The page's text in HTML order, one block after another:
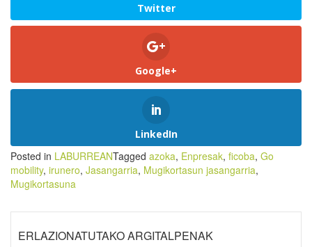
Twitter
Google+
LinkedIn
Posted in LABURREANTagged azoka, Enpresak, ficoba, Go
mobility, irunero, Jasangarria, Mugikortasun jasangarria,
Mugikortasuna
ERLAZIONATUTAKO ARGITALPENAK